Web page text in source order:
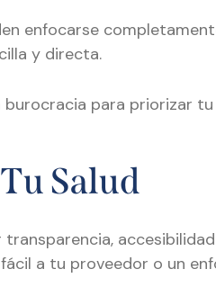
enfocarse
y directa.
burocracia para priorizar tu
Salud
a tu proveedor o un